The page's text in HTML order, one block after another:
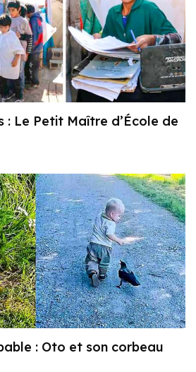
: Le Petit Maître d’École de
: Oto et son corbeau